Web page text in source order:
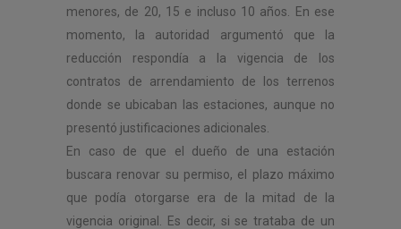
menores, de 20, 15 e incluso 10 años. En ese
momento, la autoridad argumentó que la
reducción respondía a la vigencia de los
contratos de arrendamiento de los terrenos
donde se ubicaban las estaciones, aunque no
presentó justificaciones adicionales.
En caso de que el dueño de una estación
buscara renovar su permiso, el plazo máximo
que podía otorgarse era de la mitad de la
vigencia original. Es decir, si se trataba de un